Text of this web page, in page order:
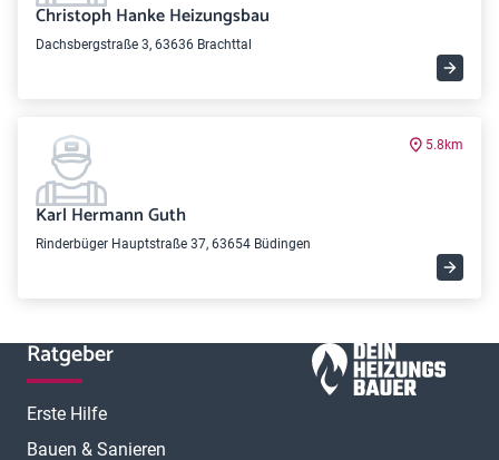
Christoph Hanke Heizungsbau
Dachsbergstraße 3, 63636 Brachttal
5.8km
Karl Hermann Guth
Rinderbüger Hauptstraße 37, 63654 Büdingen
Ratgeber
Erste Hilfe
Bauen & Sanieren